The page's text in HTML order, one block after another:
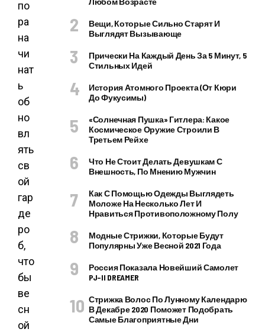
по
ра
на
чи
нат
ь
об
но
вл
ять
св
ой
гар
де
ро
б,
что
бы
ве
сн
ой
Вещи, Которые Сильно Старят И
Выглядят Вызывающе
Прически На Каждый День За 5 Минут, 5
Стильных Идей
История Атомного Проекта (от Кюри
До Фукусимы)
«Солнечная Пушка» Гитлера: Какое
Космическое Оружие Строили В
Третьем Рейхе
Что Не Стоит Делать Девушкам С
Внешность, По Мнению Мужчин
Как С Помощью Одежды Выглядеть
Моложе На Несколько Лет И
Нравиться Противоположному Полу
Модные Стрижки, Которые Будут
Популярны Уже Весной 2021 Года
Россия Показала Новейший Самолет
PJ–II DREAMER
Стрижка Волос По Лунному Календарю
В Декабре 2020 Поможет Подобрать
Самые Благоприятные Дни